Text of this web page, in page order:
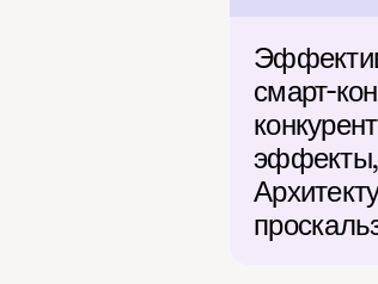
смарт-
эффекты,